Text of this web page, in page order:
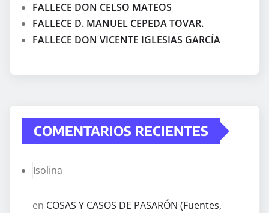
FALLECE DON CELSO MATEOS
FALLECE D. MANUEL CEPEDA TOVAR.
FALLECE DON VICENTE IGLESIAS GARCÍA
COMENTARIOS RECIENTES
Isolina
en COSAS Y CASOS DE PASARÓN (Fuentes,